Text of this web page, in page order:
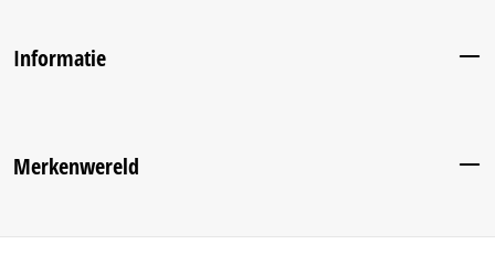
Informatie
Merkenwereld